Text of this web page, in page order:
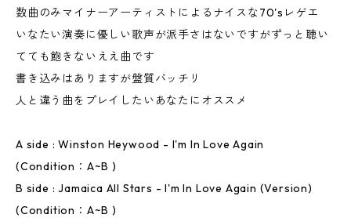
数曲のみマイナーアーティストによるナイスな70'sレゲエ
いなたい演奏に優しい歌声が派手さはないですがずっと聴い
てても飽きないええ曲です
書き込みはありますが盤質バッチリ
人と違う曲をプレイしたいあなたにオススメ
A side : Winston Heywood - I'm In Love Again
(Condition：A~B )
B side : Jamaica All Stars - I'm In Love Again (Version)
(Condition：A~B )